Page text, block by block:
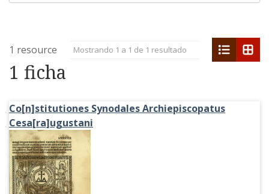
1 resource Mostrando 1 a 1 de 1 resultado list grid
1 ficha
Co[n]stitutiones Synodales Archiepiscopatus
Cesa[ra]ugustani